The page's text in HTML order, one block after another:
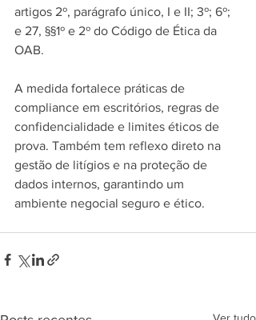
artigos 2º, parágrafo único, I e II; 3º; 6º;
e 27, §§1º e 2º do Código de Ética da
OAB.
A medida fortalece práticas de
compliance em escritórios, regras de
confidencialidade e limites éticos de
prova. Também tem reflexo direto na
gestão de litígios e na proteção de
dados internos, garantindo um
ambiente negocial seguro e ético.